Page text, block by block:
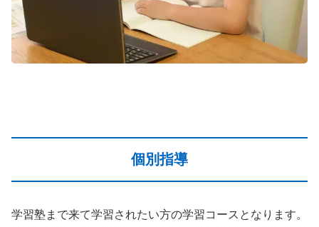
個別指導
学習塾まで来て学習されたい方の学習コースとなります。